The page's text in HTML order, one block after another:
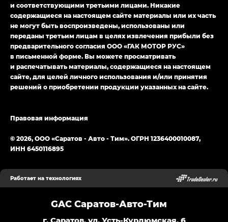
GAC Саратов-Авто-Тим
и соответствующими третьими лицами. Никакие
содержащиеся на настоящем сайте материалы или их часть
не могут быть воспроизведены, использованы или
переданы третьим лицам в целях извлечения прибыли без
предварительного согласия ООО «ГАК МОТОР РУС»
в письменной форме. Вы можете просматривать
и распечатывать материалы, содержащиеся на настоящем
сайте, для целей личного использования и/или принятия
решений о приобретении продукции указанных на сайте.
© 2026, ООО «Саратов - Авто - Тим». ОГРН 1236400010087,
ИНН 6450116895
Правовая информация
Работает на технологиях